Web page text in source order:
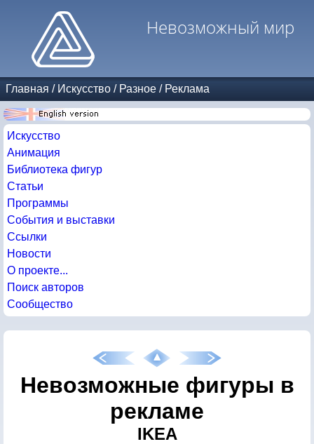
Невозможный мир
Главная / Искусство / Разное / Реклама
Искусство
Анимация
Библиотека фигур
Статьи
Программы
События и выставки
Ссылки
Новости
О проекте...
Поиск авторов
Сообщество
Невозможные фигуры в
рекламе
IKEA